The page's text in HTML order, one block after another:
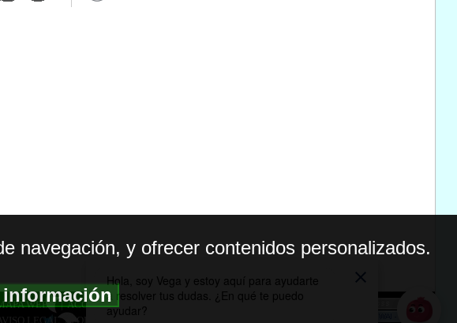
WEB|ACCESIBILIDAD
AVISO LEGAL| POLITICA DE PRIVACIDAD
navegación, y ofrecer contenidos personalizados.